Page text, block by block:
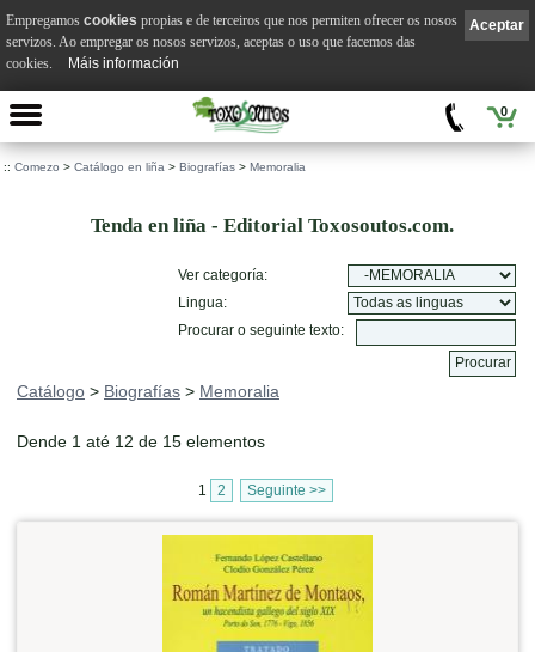
0
:: Comezo > Catálogo en liña > Biografías > Memoralia
Tenda en liña - Editorial Toxosoutos.com.
Ver categoría:
Lingua:
Procurar o seguinte texto:
Catálogo > Biografías > Memoralia
Dende 1 até 12 de 15 elementos
1 2 Seguinte >>
Aceptar
Empregamos cookies propias e de terceiros que nos permiten ofrecer os nosos
servizos. Ao empregar os nosos servizos, aceptas o uso que facemos das
cookies.
Máis información